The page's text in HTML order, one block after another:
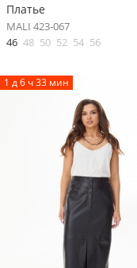
Платье
MALI 423-067
46 48 50 52 54 56
1 д 6 ч 33 мин